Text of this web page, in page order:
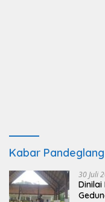
Kabar Pandeglang
30 Juli
Dinilai